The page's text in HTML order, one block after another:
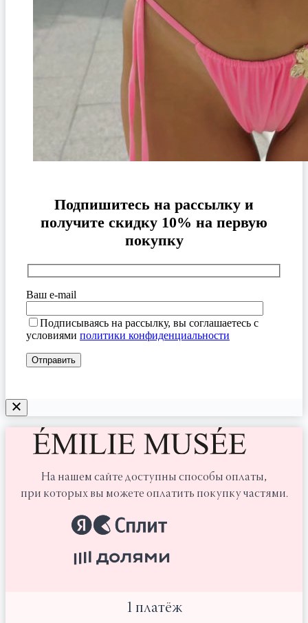
Подпишитесь на рассылку и
получите скидку 10% на первую
покупку
Ваш e-mail
Подписываясь на рассылку, вы соглашаетесь с
условиями политики конфиденциальности
На нашем сайте доступны способы оплаты,
при которых вы можете оплатить покупку частями.
1 платёж